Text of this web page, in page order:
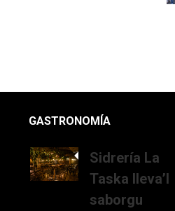
GASTRONOMÍA
Sidrería La
Taska lleva’l
saborgu